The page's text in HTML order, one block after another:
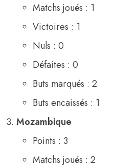
Matchs joués : 1
Victoires : 1
Nuls : 0
Défaites : 0
Buts marqués : 2
Buts encaissés : 1
Mozambique
Points : 3
Matchs joués : 2